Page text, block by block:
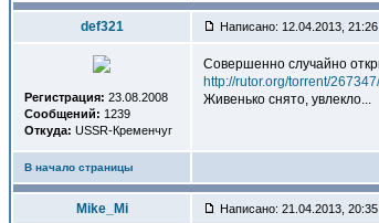
def321 Написано: 12.04.2013, 21:26
Регистрация: 23.08.2008
Сообщений: 1239
Откуда: USSR-Кременчуг
Совершенно случайно
http://rutor.org/torrent/
Живенько снято, увлекло...
В начало страницы
Mike_Mi Написано: 21.04.2013, 20:35